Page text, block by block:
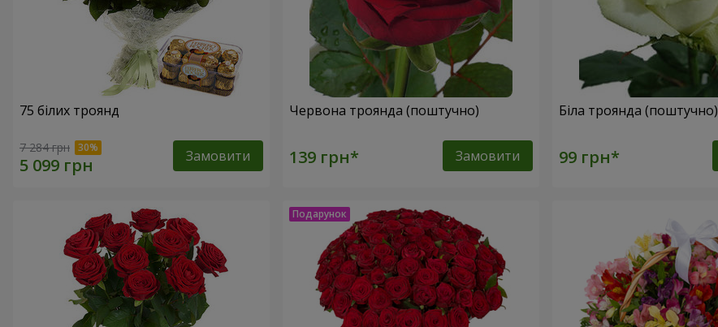
75 білих троянд
7 284 грн Замовити
Червона троянда (поштучно)
Замовити
Біла троянда (поштучно)